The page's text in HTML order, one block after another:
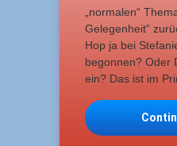
„normalen“
Gelegenheit“
Hop ja bei
begonnen? Oder
ein? Das ist im